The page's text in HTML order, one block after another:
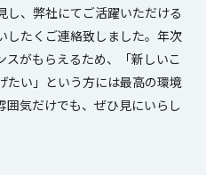
し、弊社にてご活躍いただける
したくご連絡致しました。年次
スがもらえるため、「新しいこ
たい」という方には最高の環境
囲気だけでも、ぜひ見にいらし